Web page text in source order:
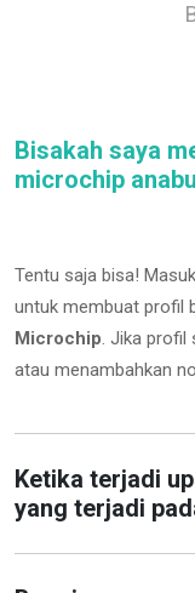
Bisakah saya
microchip
Tentu saja bisa!
untuk membuat profil
Microchip. Jika profil
atau menambahkan
Ketika terjadi
yang terjadi